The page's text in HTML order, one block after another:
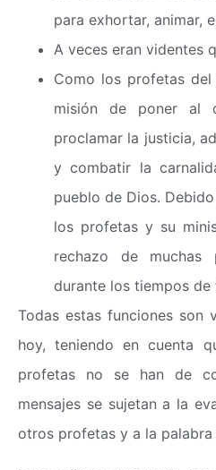
para exhortar, animar,
A veces eran videntes
Como los profetas
misión de poner al
proclamar la justicia,
y combatir la
pueblo de Dios.
los profetas y su
rechazo de muchas
durante los tiempos
Todas estas funciones son
hoy, teniendo en cuenta
profetas no se han de
mensajes se sujetan a la
otros profetas y a la palabra